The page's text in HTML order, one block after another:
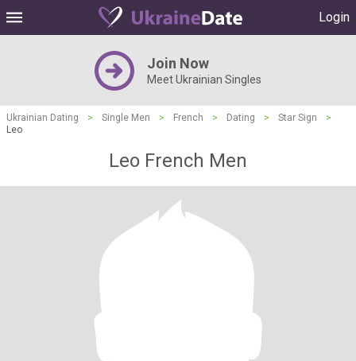
Login
Join Now
Meet Ukrainian Singles
Ukrainian Dating > Single Men > French > Dating > Star Sign
>
Leo
Leo French Men